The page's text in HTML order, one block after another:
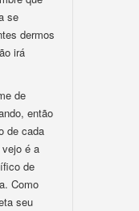
se
dermos
irá
de
então
de cada
é a
de
Como
seu